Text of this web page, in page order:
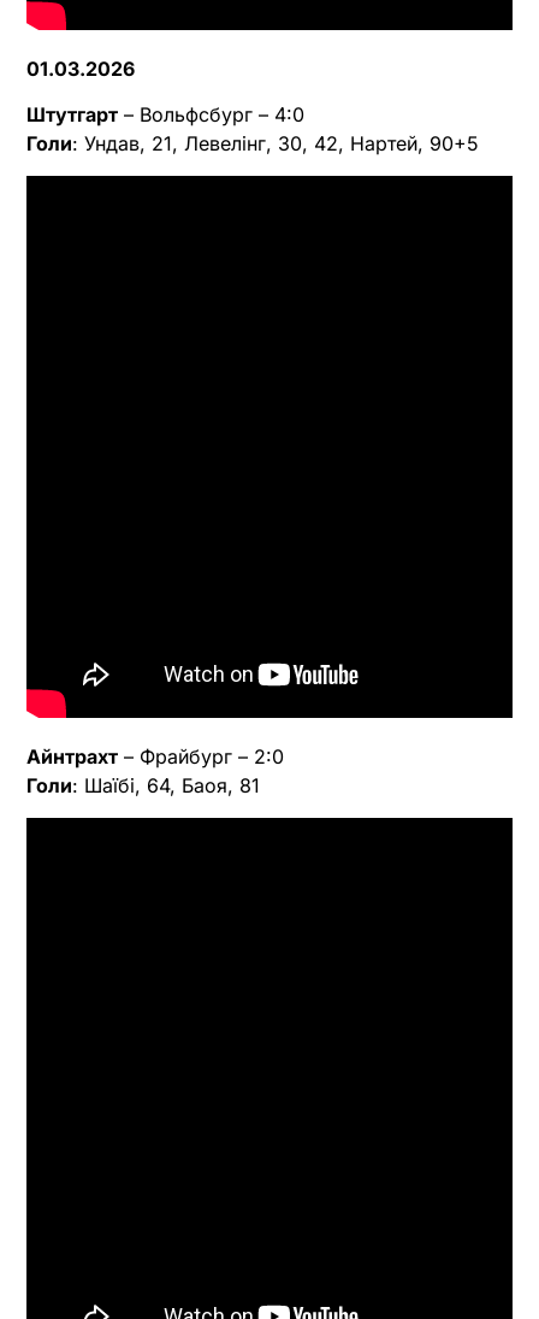
01.03.2026
Штутгарт – Вольфсбург – 4:0
Голи: Ундав, 21, Левелінг, 30, 42, Нартей, 90+5
Айнтрахт – Фрайбург – 2:0
Голи: Шаїбі, 64, Баоя, 81